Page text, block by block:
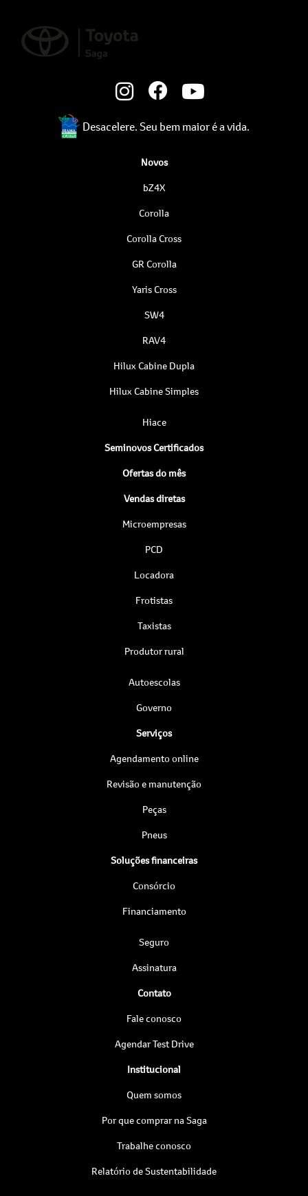
Desacelere. Seu bem maior é a vida.
Novos
bZ4X
Corolla
Corolla Cross
GR Corolla
Yaris Cross
SW4
RAV4
Hilux Cabine Dupla
Hilux Cabine Simples
Hiace
Seminovos Certificados
Ofertas do mês
Vendas diretas
Microempresas
PCD
Locadora
Frotistas
Taxistas
Produtor rural
Autoescolas
Governo
Serviços
Agendamento online
Revisão e manutenção
Peças
Pneus
Soluções financeiras
Consórcio
Financiamento
Seguro
Assinatura
Contato
Fale conosco
Agendar Test Drive
Institucional
Quem somos
Por que comprar na Saga
Trabalhe conosco
Relatório de Sustentabilidade